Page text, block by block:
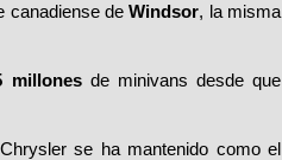
canadiense deWindsor, la misma
millonesde minivans desde que
se ha mantenido como el